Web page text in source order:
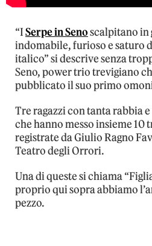
“ISerpe in Senoscalpitano in
indomabile, furioso e saturo
italico” si descrive senza
Seno, power trio trevigiano
pubblicato il suo primo
Tre ragazzi con tanta rabbia
che hanno messo insieme 10
registrate da Giulio Ragno
Teatro degli Orrori.
Una di queste si chiama
proprio qui sopra abbiamo
pezzo.